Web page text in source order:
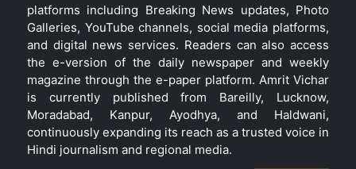
platforms including Breaking News updates, Photo
Galleries, YouTube channels, social media platforms,
and digital news services. Readers can also access
the e-version of the daily newspaper and weekly
magazine through the e-paper platform. Amrit Vichar
is currently published from Bareilly, Lucknow,
Moradabad, Kanpur, Ayodhya, and Haldwani,
continuously expanding its reach as a trusted voice in
Hindi journalism and regional media.